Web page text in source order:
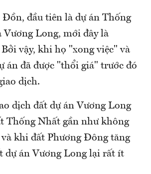
đầu tiên là dự án Thống
Vương Long, mới đây là
vậy, khi họ "xong việc" và
án đã được "thổi giá" trước đó
dịch.
dịch đất dự án Vương Long
Thống Nhất gần như không
và khi đất Phương Đông tăng
dự án Vương Long lại rất ít